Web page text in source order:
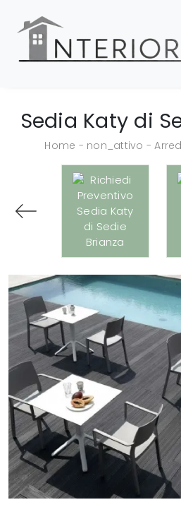
Sedia Katy di
Home - non_attivo -